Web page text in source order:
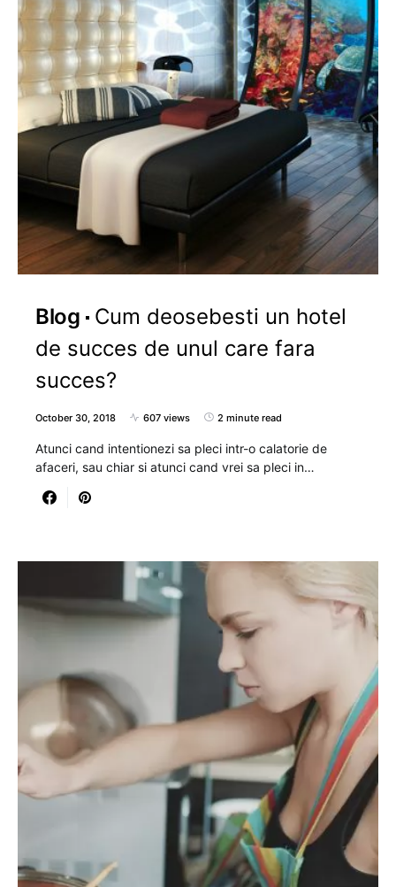
Blog
Cum deosebesti un hotel
de succes de unul care fara
succes?
October 30, 2018 607 views 2 minute read
Atunci cand intentionezi sa pleci intr-o calatorie de
afaceri, sau chiar si atunci cand vrei sa pleci in…